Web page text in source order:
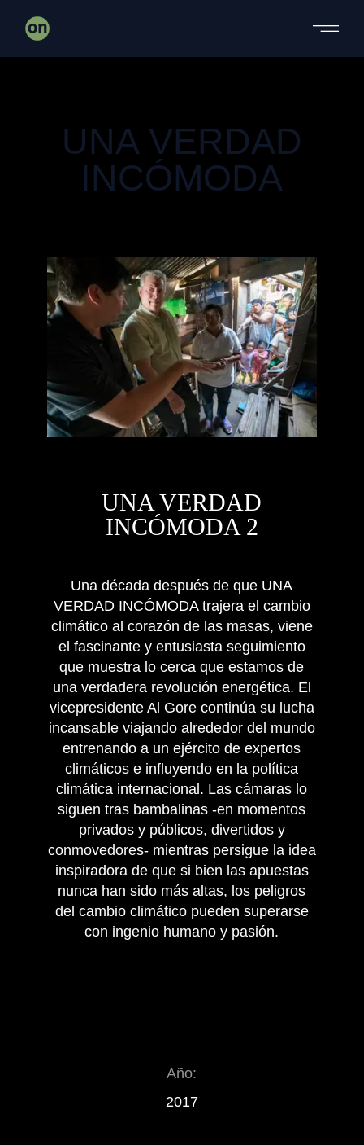
UNA VERDAD
INCÓMODA
UNA VERDAD
INCÓMODA 2
Una década después de que UNA
VERDAD INCÓMODA trajera el cambio
climático al corazón de las masas, viene
el fascinante y entusiasta seguimiento
que muestra lo cerca que estamos de
una verdadera revolución energética. El
vicepresidente Al Gore continúa su lucha
incansable viajando alrededor del mundo
entrenando a un ejército de expertos
climáticos e influyendo en la política
climática internacional. Las cámaras lo
siguen tras bambalinas -en momentos
privados y públicos, divertidos y
conmovedores- mientras persigue la idea
inspiradora de que si bien las apuestas
nunca han sido más altas, los peligros
del cambio climático pueden superarse
con ingenio humano y pasión.
Año:
2017